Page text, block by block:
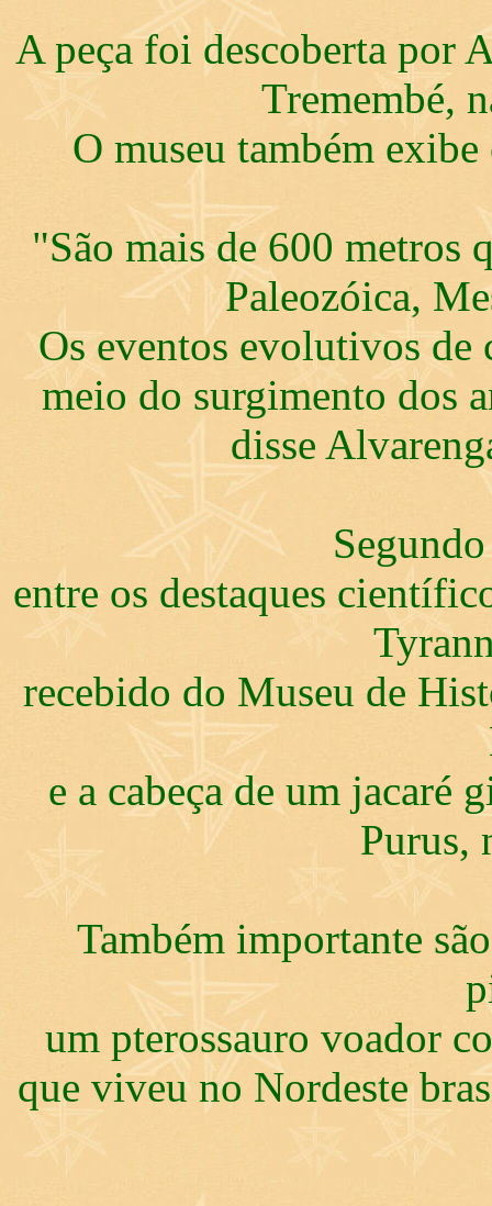
A peça foi descoberta por
Tremembé,
O museu também
"São mais de 600 metros
Paleozóica,
Os eventos evolutivos de
meio do surgimento dos
disse
entre os destaques
recebido do Museu de
e a cabeça de um jacaré
Purus,
Também importante
um pterossauro voador
que viveu no Nordeste